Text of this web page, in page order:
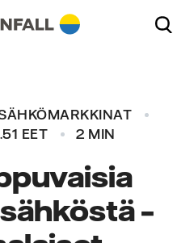
EET
2 MIN
–